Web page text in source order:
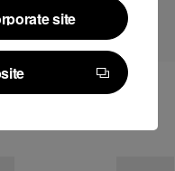
site
site